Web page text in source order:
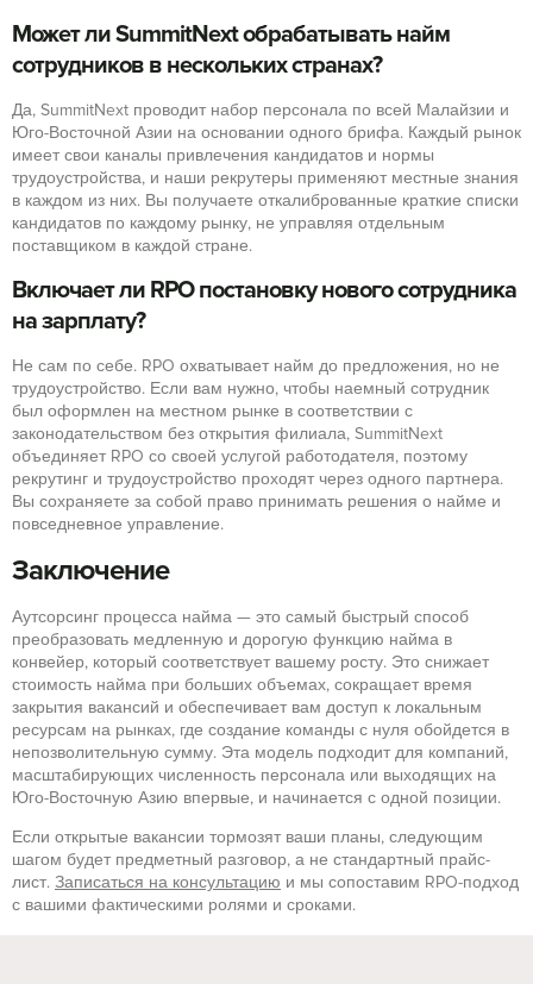
Может ли SummitNext обрабатывать найм
сотрудников в нескольких странах?
Да, SummitNext проводит набор персонала по всей Малайзии и
Юго-Восточной Азии на основании одного брифа. Каждый рынок
имеет свои каналы привлечения кандидатов и нормы
трудоустройства, и наши рекрутеры применяют местные знания
в каждом из них. Вы получаете откалиброванные краткие списки
кандидатов по каждому рынку, не управляя отдельным
поставщиком в каждой стране.
Включает ли RPO постановку нового сотрудника
на зарплату?
Не сам по себе. RPO охватывает найм до предложения, но не
трудоустройство. Если вам нужно, чтобы наемный сотрудник
был оформлен на местном рынке в соответствии с
законодательством без открытия филиала, SummitNext
объединяет RPO со своей услугой работодателя, поэтому
рекрутинг и трудоустройство проходят через одного партнера.
Вы сохраняете за собой право принимать решения о найме и
повседневное управление.
Заключение
Аутсорсинг процесса найма — это самый быстрый способ
преобразовать медленную и дорогую функцию найма в
конвейер, который соответствует вашему росту. Это снижает
стоимость найма при больших объемах, сокращает время
закрытия вакансий и обеспечивает вам доступ к локальным
ресурсам на рынках, где создание команды с нуля обойдется в
непозволительную сумму. Эта модель подходит для компаний,
масштабирующих численность персонала или выходящих на
Юго-Восточную Азию впервые, и начинается с одной позиции.
Если открытые вакансии тормозят ваши планы, следующим
шагом будет предметный разговор, а не стандартный прайс-
лист. Записаться на консультацию и мы сопоставим RPO-подход
с вашими фактическими ролями и сроками.